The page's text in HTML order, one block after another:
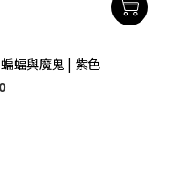
蝠與魔鬼 | 紫色